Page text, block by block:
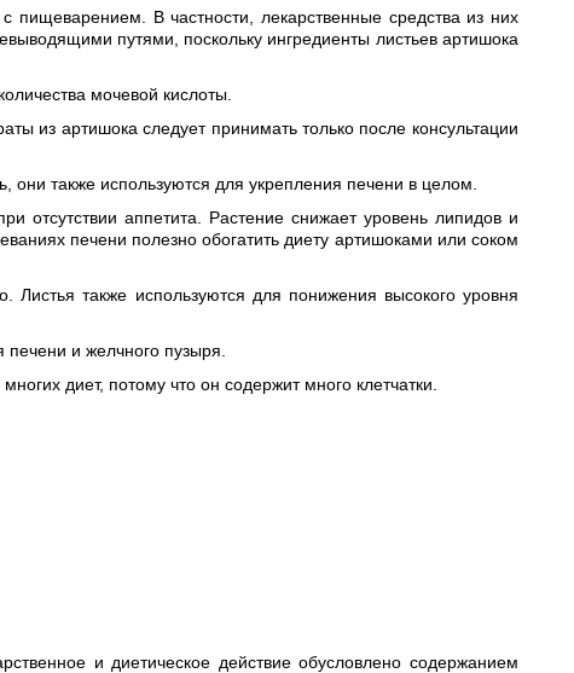
пищеварением. В частности, лекарственные средства из них
путями, поскольку ингредиенты листьев артишока
мочевой кислоты.
из артишока следует принимать только после консультации
они также используются для укрепления печени в целом.
отсутствии аппетита. Растение снижает уровень липидов и
печени полезно обогатить диету артишоками или соком
Листья также используются для понижения высокого уровня
печени и желчного пузыря.
диет, потому что он содержит много клетчатки.
и диетическое действие обусловлено содержанием